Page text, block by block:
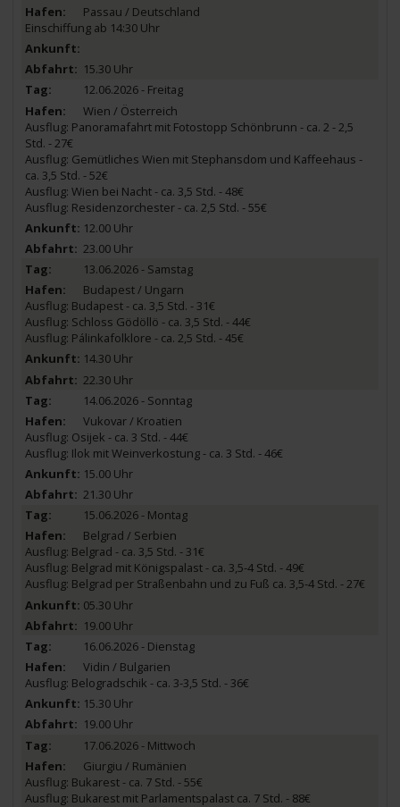
Passau / Deutschland
Einschiffung ab 14:30 Uhr
15.30 Uhr
12.06.2026 - Freitag
Wien / Österreich
Ausflug: Panoramafahrt mit Fotostopp Schönbrunn - ca. 2 - 2,5
Std. - 27€
Ausflug: Gemütliches Wien mit Stephansdom und Kaffeehaus -
ca. 3,5 Std. - 52€
Ausflug: Wien bei Nacht - ca. 3,5 Std. - 48€
Ausflug: Residenzorchester - ca. 2,5 Std. - 55€
12.00 Uhr
23.00 Uhr
13.06.2026 - Samstag
Budapest / Ungarn
Ausflug: Budapest - ca. 3,5 Std. - 31€
Ausflug: Schloss Gödöllö - ca. 3,5 Std. - 44€
Ausflug: Pálinkafolklore - ca. 2,5 Std. - 45€
14.30 Uhr
22.30 Uhr
14.06.2026 - Sonntag
Vukovar / Kroatien
Ausflug: Osijek - ca. 3 Std. - 44€
Ausflug: Ilok mit Weinverkostung - ca. 3 Std. - 46€
15.00 Uhr
21.30 Uhr
15.06.2026 - Montag
Belgrad / Serbien
Ausflug: Belgrad - ca. 3,5 Std. - 31€
Ausflug: Belgrad mit Königspalast - ca. 3,5-4 Std. - 49€
Ausflug: Belgrad per Straßenbahn und zu Fuß ca. 3,5-4 Std. - 27€
05.30 Uhr
19.00 Uhr
16.06.2026 - Dienstag
Vidin / Bulgarien
Ausflug: Belogradschik - ca. 3-3,5 Std. - 36€
15.30 Uhr
19.00 Uhr
17.06.2026 - Mittwoch
Giurgiu / Rumänien
Ausflug: Bukarest - ca. 7 Std. - 55€
Ausflug: Bukarest mit Parlamentspalast ca. 7 Std. - 88€